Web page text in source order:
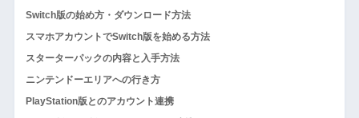
Switch版の始め方・ダウンロード方法
スマホアカウントでSwitch版を始める方法
スターターパックの内容と入手方法
ニンテンドーエリアへの行き方
PlayStation版とのアカウント連携